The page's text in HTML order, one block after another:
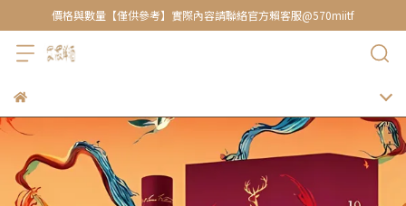
價格與數量【僅供參考】實際內容請聯絡官方賴客服@570miitf